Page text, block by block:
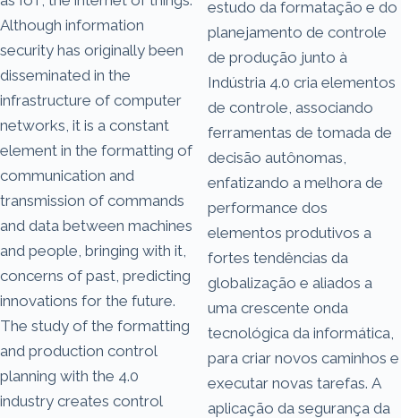
Although information
security has originally been
disseminated in the
infrastructure of computer
networks, it is a constant
element in the formatting of
communication and
transmission of commands
and data between machines
and people, bringing with it,
concerns of past, predicting
innovations for the future.
The study of the formatting
and production control
planning with the 4.0
industry creates control
estudo da formatação e do
planejamento de controle
de produção junto à
Indústria 4.0 cria elementos
de controle, associando
ferramentas de tomada de
decisão autônomas,
enfatizando a melhora de
performance dos
elementos produtivos a
fortes tendências da
globalização e aliados a
uma crescente onda
tecnológica da informática,
para criar novos caminhos e
executar novas tarefas. A
aplicação da segurança da